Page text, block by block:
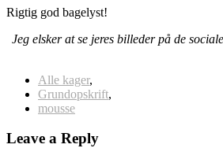
Rigtig god bagelyst!
Jeg elsker at se jeres billeder på de
Alle kager,
Grundopskrift,
mousse
Leave a Reply